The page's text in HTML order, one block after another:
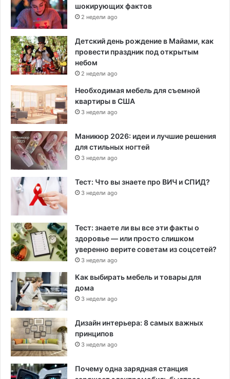
шокирующих фактов
2 недели ago
Детский день рождение в Майами, как
провести праздник под открытым
небом
2 недели ago
Необходимая мебель для съемной
квартиры в США
3 недели ago
Маникюр 2026: идеи и лучшие решения
для стильных ногтей
3 недели ago
Тест: Что вы знаете про ВИЧ и СПИД?
3 недели ago
Тест: знаете ли вы все эти факты о
здоровье — или просто слишком
уверенно верите советам из соцсетей?
3 недели ago
Как выбирать мебель и товары для
дома
3 недели ago
Дизайн интерьера: 8 самых важных
принципов
3 недели ago
Почему одна зарядная станция